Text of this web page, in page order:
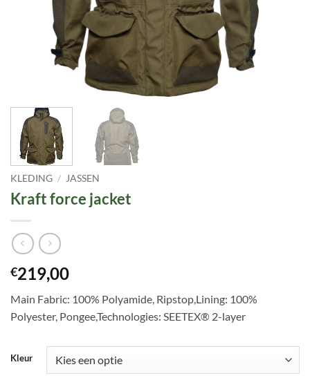
KLEDING / JASSEN
Kraft force jacket
€219,00
Main Fabric: 100% Polyamide, Ripstop,Lining: 100%
Polyester, Pongee,Technologies: SEETEX® 2-layer
Kleur